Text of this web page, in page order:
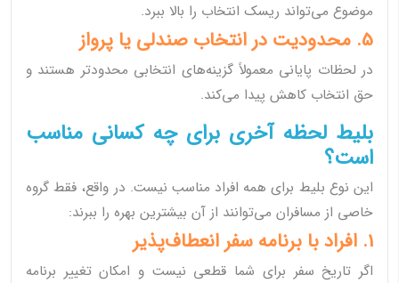
موضوع می‌تواند ریسک انتخاب را بالا ببرد.
5. محدودیت در انتخاب صندلی یا پرواز
در لحظات پایانی معمولاً گزینه‌های انتخابی محدودتر هستند و
حق انتخاب کاهش پیدا می‌کند.
بلیط لحظه آخری برای چه کسانی مناسب
است؟
این نوع بلیط برای همه افراد مناسب نیست. در واقع، فقط گروه
خاصی از مسافران می‌توانند از آن بیشترین بهره را ببرند:
1. افراد با برنامه سفر انعطاف‌پذیر
اگر تاریخ سفر برای شما قطعی نیست و امکان تغییر برنامه